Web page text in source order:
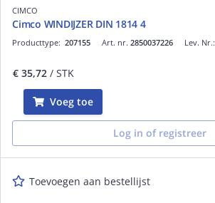
CIMCO
Cimco WINDIJZER DIN 1814 4
Art. nr. 2850037226
Producttype: 207155 Lev. Nr.:
€ 35,72 / STK
Voeg toe
Log in of registreer
Toevoegen aan bestellijst